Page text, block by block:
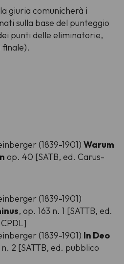
giuria comunicherà i
sulla base del punteggio
punti delle eliminatorie,
finale).
(1839-1901) Warum
op. 40 [SATB, ed. Carus-
(1839-1901)
, op. 163 n. 1 [SATTB, ed.
(1839-1901) In Deo
n. 2 [SATTB, ed. pubblico